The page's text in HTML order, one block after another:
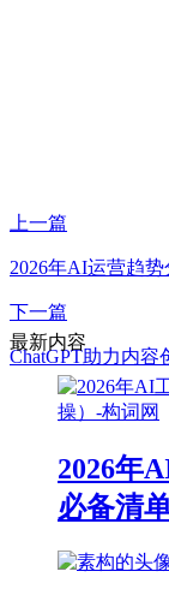
上一篇
2026年AI运营趋势
下一篇
ChatGPT助力内容
最新内容
2026年
必备清